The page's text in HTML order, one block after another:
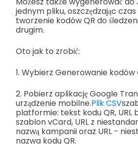
jednym pliku, oszczędzając
tworzenie kodów QR do
drugim.
Oto jak to zrobić:
1. Wybierz Generowanie kodów
2. Pobierz aplikację Google
urządzenie mobilne.Plik CSV
platformie: tekst kodu QR, URL
szablon vCard, URL z
nazwą kampanii oraz URL -
nazwa kodu QR.